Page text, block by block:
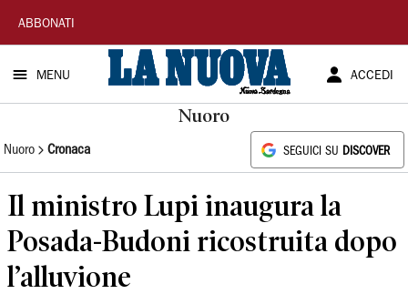
La
Nuova
Sardegna
ABBONATI
MENU ACCEDI
Nuoro
Nuoro Cronaca SEGUICI SU DISCOVER
Il ministro Lupi inaugura la
Posada-Budoni ricostruita dopo
l’alluvione